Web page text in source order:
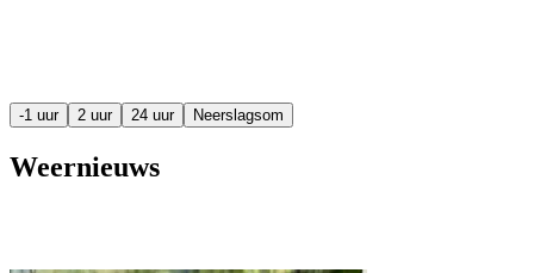
-1 uur 2 uur 24 uur Neerslagsom
Weernieuws